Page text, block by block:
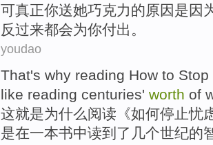
可真正你送她巧克力的原因是因
反过来都会为你付出。
youdao
That's why reading How to Stop
like reading centuries' worth of
这就是为什么阅读《如何停止忧
是在一本书中读到了几个世纪的